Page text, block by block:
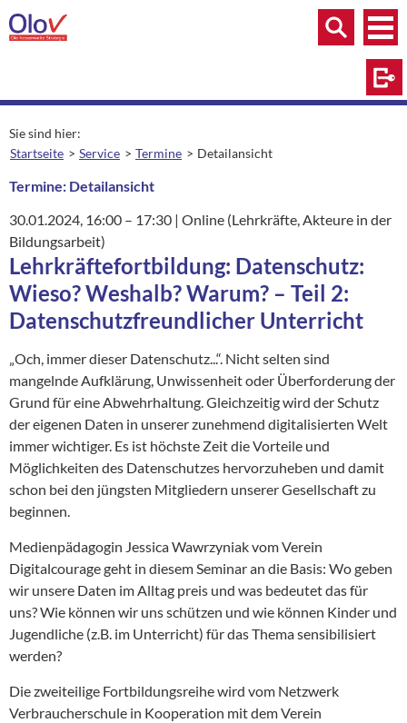
Zum Inhalt springen
Menü
Menü
Suche
Sie sind hier:
Startseite
Service Termine aktuelle Seite:
Detailansicht
Termine: Detailansicht
30.01.2024, 16:00 – 17:30 | Ort:
Online (Lehrkräfte, Akteure in der
Bildungsarbeit)
Lehrkräftefortbildung: Datenschutz:
Wieso? Weshalb? Warum? – Teil 2:
Datenschutzfreundlicher Unterricht
„Och, immer dieser Datenschutz...“. Nicht selten sind
mangelnde Aufklärung, Unwissenheit oder Überforderung der
Grund für eine Abwehrhaltung. Gleichzeitig wird der Schutz
der eigenen Daten in unserer zunehmend digitalisierten Welt
immer wichtiger. Es ist höchste Zeit die Vorteile und
Möglichkeiten des Datenschutzes hervorzuheben und damit
schon bei den jüngsten Mitgliedern unserer Gesellschaft zu
beginnen.
Medienpädagogin Jessica Wawrzyniak vom Verein
Digitalcourage geht in diesem Seminar an die Basis: Wo geben
wir unsere Daten im Alltag preis und was bedeutet das für
uns? Wie können wir uns schützen und wie können Kinder und
Jugendliche (z.B. im Unterricht) für das Thema sensibilisiert
werden?
Die zweiteilige Fortbildungsreihe wird vom Netzwerk
Verbraucherschule in Kooperation mit dem Verein